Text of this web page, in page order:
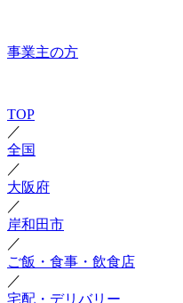
事業主の方
TOP
／
全国
／
大阪府
／
岸和田市
／
ご飯・食事・飲食店
／
宅配・デリバリー